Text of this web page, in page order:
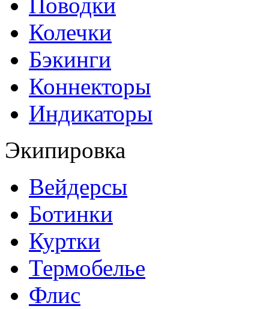
Колечки
Бэкинги
Коннекторы
Индикаторы
Экипировка
Вейдерсы
Ботинки
Куртки
Термобелье
Флис